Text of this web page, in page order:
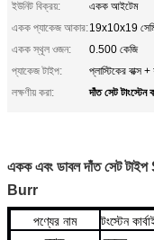
ইউনিট বিক্রয়:
একক আইটেম
একক প্যাকেজ আকার:19x10x19
একক স্থূল ওজন:
0.500 কেজি
প্যাকেজ টাইপ:
প্লাস্টিকের বাক্স
লক্ষণীয় করা:
দাঁত সেট টাংস্টেন
একক এবং ডাবল দাঁত সেট টাইপ
Burr
পণ্যের নাম
টংস্টেন